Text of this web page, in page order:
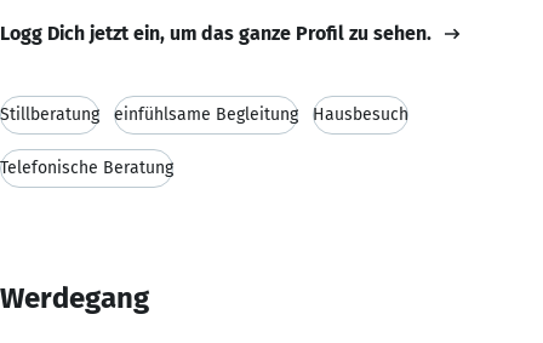
Logg Dich jetzt ein, um das ganze Profil zu sehen.
Stillberatung einfühlsame Begleitung Hausbesuch
Telefonische Beratung
Werdegang